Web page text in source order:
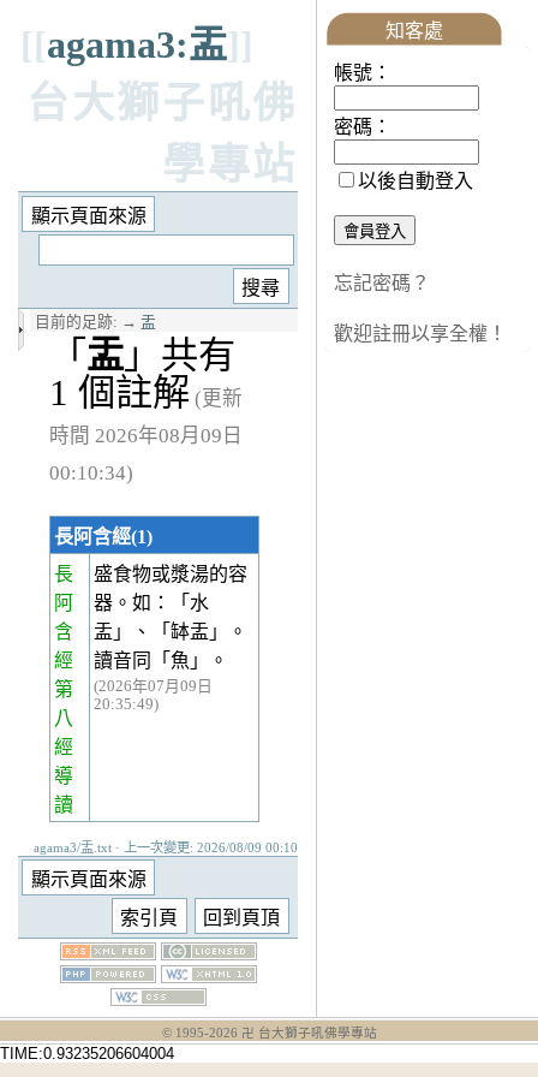
[[agama3:盂]]
台大獅子吼佛
學專站
目前的足跡: → 盂
「 盂 」共有
1 個註解 (更新
時間 2026年08月09日
00:10:34)
長阿含經(1)
長
阿
含
經
第
八
經
導
讀
盛食物或漿湯的容
器。如：「水
盂」、「缽盂」。
讀音同「魚」。
(2026年07月09日
20:35:49)
agama3/盂.txt · 上一次變更: 2026/08/09 00:10
知客處
帳號：
密碼：
以後自動登入
忘記密碼？
歡迎註冊以享全權！
© 1995-2026 卍 台大獅子吼佛學專站
TIME:0.93235206604004